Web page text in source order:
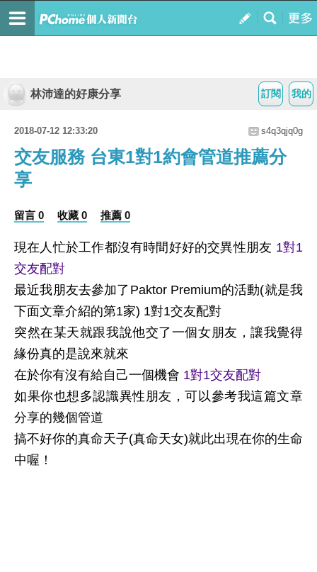
我的
訂閱
林沛達的好康分享
2018-07-12 12:33:20 s4q3qjq0g
交友服務 台東1對1約會管道推薦分
享
留言 0 收藏 0 推薦 0
現在人忙於工作都沒有時間好好的交異性朋友 1對1
交友配對
最近我朋友去參加了Paktor Premium的活動(就是我
下面文章介紹的第1家) 1對1交友配對
突然在某天就跟我說他交了一個女朋友，讓我覺得
緣份真的是說來就來
在於你有沒有給自己一個機會 1對1交友配對
如果你也想多認識異性朋友，可以參考我這篇文章
分享的幾個管道
搞不好你的真命天子(真命天女)就此出現在你的生命
中喔！